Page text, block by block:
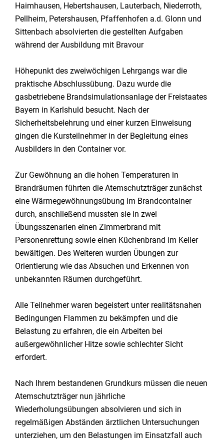
Haimhausen, Hebertshausen, Lauterbach, Niederroth,
Pellheim, Petershausen, Pfaffenhofen a.d. Glonn und
Sittenbach absolvierten die gestellten Aufgaben
während der Ausbildung mit Bravour
Höhepunkt des zweiwöchigen Lehrgangs war die
praktische Abschlussübung. Dazu wurde die
gasbetriebene Brandsimulationsanlage der Freistaates
Bayern in Karlshuld besucht. Nach der
Sicherheitsbelehrung und einer kurzen Einweisung
gingen die Kursteilnehmer in der Begleitung eines
Ausbilders in den Container vor.
Zur Gewöhnung an die hohen Temperaturen in
Brandräumen führten die Atemschutzträger zunächst
eine Wärmegewöhnungsübung im Brandcontainer
durch, anschließend mussten sie in zwei
Übungsszenarien einen Zimmerbrand mit
Personenrettung sowie einen Küchenbrand im Keller
bewältigen. Des Weiteren wurden Übungen zur
Orientierung wie das Absuchen und Erkennen von
unbekannten Räumen durchgeführt.
Alle Teilnehmer waren begeistert unter realitätsnahen
Bedingungen Flammen zu bekämpfen und die
Belastung zu erfahren, die ein Arbeiten bei
außergewöhnlicher Hitze sowie schlechter Sicht
erfordert.
Nach Ihrem bestandenen Grundkurs müssen die neuen
Atemschutzträger nun jährliche
Wiederholungsübungen absolvieren und sich in
regelmäßigen Abständen ärztlichen Untersuchungen
unterziehen, um den Belastungen im Einsatzfall auch